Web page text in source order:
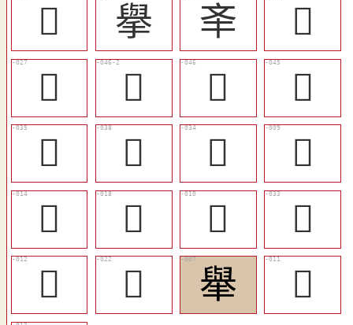
󴹮
擧 㪯
󴹱
󴹴
󴹿 󴹽
󴹼
󴹹
󴹻 󴹸
󴹢
󴹧
󴹫 󴹣
󴹷
󴹥
󴹯 𦦙
󴹤